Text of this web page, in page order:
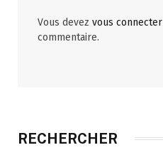
Vous devez vous connecter
commentaire.
RECHERCHER